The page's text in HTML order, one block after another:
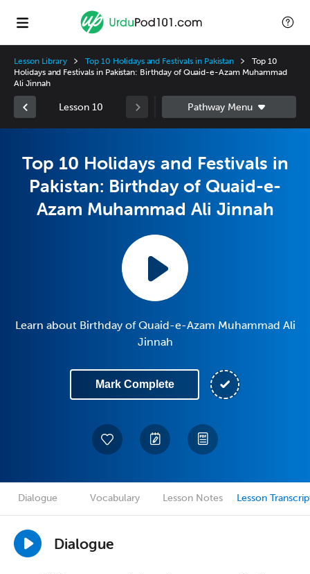
Lesson Library Top 10 Holidays and Festivals in Pakistan
Top 10
Holidays and Festivals in Pakistan: Birthday of Quaid-e-Azam Muhammad
Ali Jinnah
Lesson 10
Top 10 Holidays and Festivals in
Pakistan: Birthday of Quaid-e-
Azam Muhammad Ali Jinnah
Learn about Birthday of Quaid-e-Azam Muhammad Ali
Jinnah
Mark Complete
Dialogue Vocabulary Lesson Notes Lesson
Dialogue